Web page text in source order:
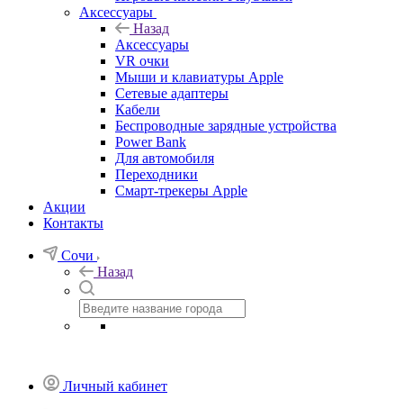
Аксессуары
Назад
Аксессуары
VR очки
Мыши и клавиатуры Apple
Сетевые адаптеры
Кабели
Беспроводные зарядные устройства
Power Bank
Для автомобиля
Переходники
Смарт-трекеры Apple
Акции
Контакты
Сочи
Назад
Личный кабинет